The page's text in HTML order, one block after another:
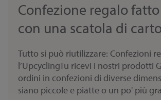
Confezione regalo
con una scatola di
Tutto si può riutilizzare: Confezioni
l’UpcyclingTu ricevi i nostri prodotti
ordini in confezioni di diverse
siano piccole e piatte o un po' più